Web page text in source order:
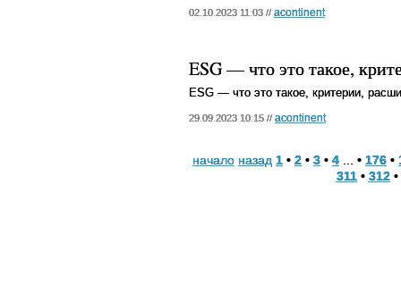
02.10.2023 11:03 // acontinent
ESG — что это такое,
ESG — что это такое, критерии,
29.09.2023 10:15 // acontinent
начало назад 1 • 2 • 3 • 4 ... • 176 •
311• 312•